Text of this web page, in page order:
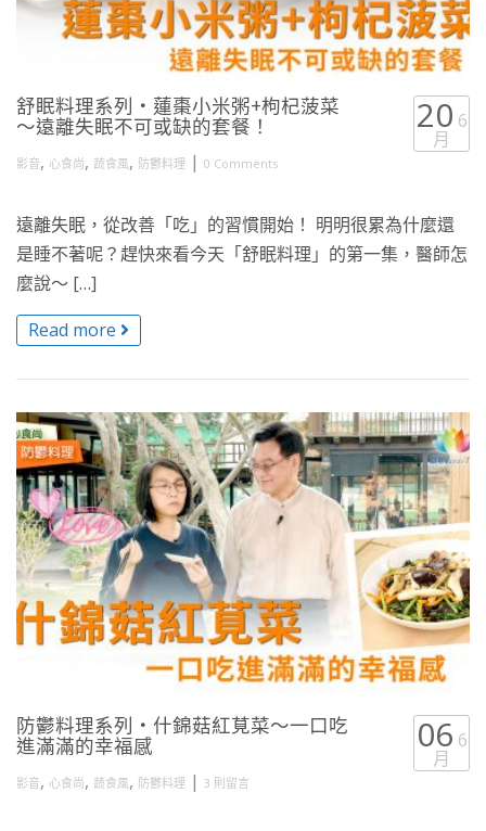
舒眠料理系列・蓮棗小米粥+枸杞菠菜
～遠離失眠不可或缺的套餐！
影音, 心食尚, 蔬食風, 防鬱料理 | 0 Comments
20 6
月
遠離失眠，從改善「吃」的習慣開始！ 明明很累為什麼還
是睡不著呢？趕快來看今天「舒眠料理」的第一集，醫師怎
麼說～ […]
Read more
防鬱料理系列・什錦菇紅莧菜～一口吃
進滿滿的幸福感
影音, 心食尚, 蔬食風, 防鬱料理 | 3 則留言
06 6
月